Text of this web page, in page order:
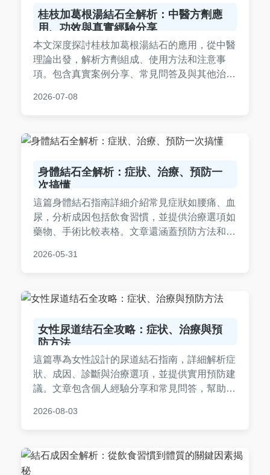
桂枝加葛根湯結石全解析：中醫方劑應
用、功效與真實經驗分享
本文深度探討桂枝加葛根湯結石的應用，從中醫
理論出發，解析方劑組成、使用方法和注意事
項。包含真實案例分享、常見問答及與其他治療
中的角色。適合對中醫療法感興趣的讀者參考。
2026-07-08
身體結石全解析：症狀、治療、預防一
次搞懂
這篇身體結石指南詳細介紹常見症狀如腰痛、血
尿，分析成因包括飲食習慣，並提供治療選項如
藥物、手術比較表格。文章還涵蓋預防方法和個
發。實用問答解決所有疑問，適合正在面對結石
2026-05-31
女性尿道结石全攻略：症状、治療與預
防方法
這篇專為女性設計的尿道結石指南，詳細解析症
狀、成因、診斷與治療選項，並提供實用預防建
議。文章包含個人經驗分享和常見問答，幫助妳
內容基於醫學知識，語言淺顯易懂，適合所有年
2026-08-03